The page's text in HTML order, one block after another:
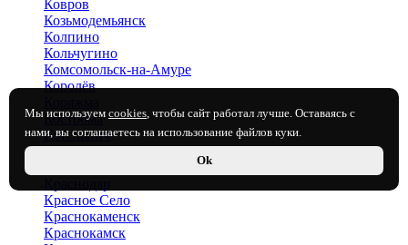
Мы используем cookies, чтобы сайт работал лучше. Оставаясь с
нами, вы соглашаетесь на использование файлов куки.
Ok
Ковров
Козьмодемьянск
Колпино
Кольчугино
Комсомольск-на-Амуре
Королёв
Кострома
Котельнич
Котлас
Красное Село
Краснокаменск
Краснокамск